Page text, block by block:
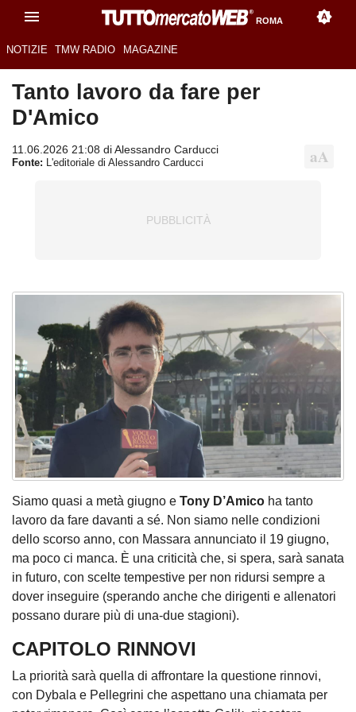
ROMA
NOTIZIE TMW RADIO MAGAZINE
Tanto lavoro da fare per
D'Amico
11.06.2026 21:08 di Alessandro Carducci
Fonte: L'editoriale di Alessandro Carducci
Siamo quasi a metà giugno e Tony D’Amico ha tanto
lavoro da fare davanti a sé. Non siamo nelle condizioni
dello scorso anno, con Massara annunciato il 19 giugno,
ma poco ci manca. È una criticità che, si spera, sarà sanata
in futuro, con scelte tempestive per non ridursi sempre a
dover inseguire (sperando anche che dirigenti e allenatori
possano durare più di una-due stagioni).
CAPITOLO RINNOVI
La priorità sarà quella di affrontare la questione rinnovi,
con Dybala e Pellegrini che aspettano una chiamata per